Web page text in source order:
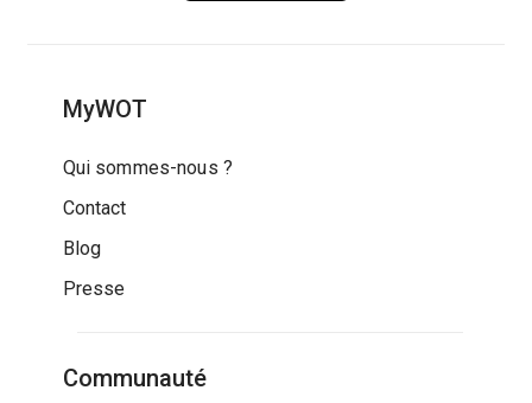
MyWOT
Qui sommes-nous ?
Contact
Blog
Presse
Communauté